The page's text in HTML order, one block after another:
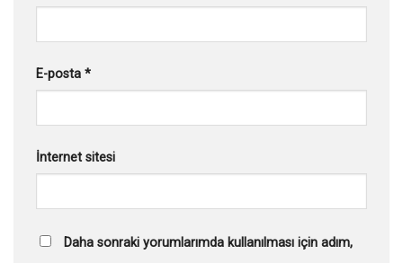
E-posta *
İnternet sitesi
Daha sonraki yorumlarımda kullanılması için adım,